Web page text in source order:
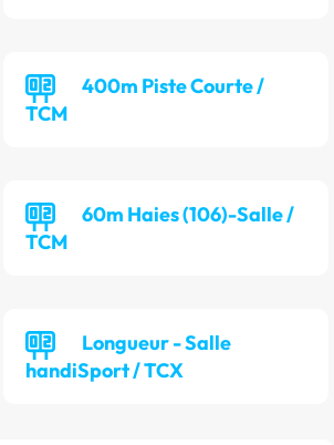
400m Piste Courte /
TCM
60m Haies (106)-Salle /
TCM
Longueur - Salle
handiSport / TCX